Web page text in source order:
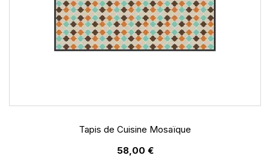
Tapis de Cuisine Mosaïque
58,00 €